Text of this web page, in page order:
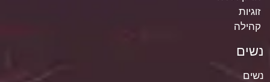
זוגיות
קהילה
נשים
נשים